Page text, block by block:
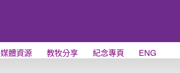
媒體資源 教牧分享 紀念專頁 ENG